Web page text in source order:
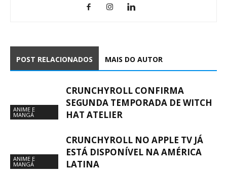
POST RELACIONADOS MAIS DO AUTOR
ANIME E
MANGÁ
CRUNCHYROLL CONFIRMA
SEGUNDA TEMPORADA DE WITCH
HAT ATELIER
ANIME E
MANGÁ
CRUNCHYROLL NO APPLE TV JÁ
ESTÁ DISPONÍVEL NA AMÉRICA
LATINA